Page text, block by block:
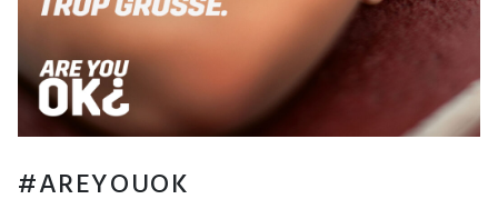
#AREYOUOK